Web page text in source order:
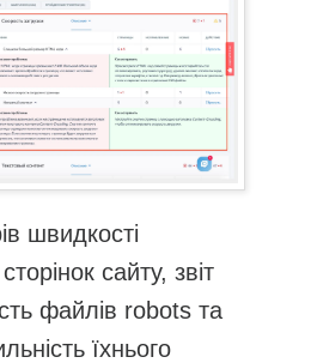
швидкості
сайту, звіт
файлів robots та
їхнього